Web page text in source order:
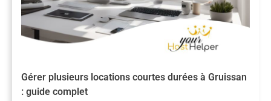
Gérer plusieurs locations courtes durées à Gruissan
: guide complet